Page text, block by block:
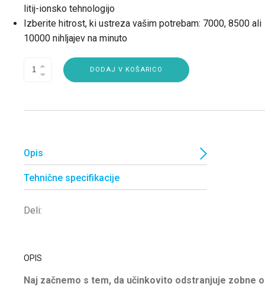
litij-ionsko tehnologijo
Izberite hitrost, ki ustreza vašim potrebam: 7000, 8500 ali
10000 nihljajev na minuto
DODAJ V KOŠARICO
Opis
Tehnične specifikacije
Deli:
OPIS
Naj začnemo s tem, da učinkovito odstranjuje zobne